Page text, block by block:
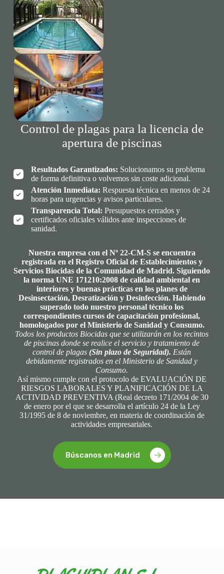
Control de plagas para la licencia de
apertura de piscinas
Resultados Garantizados: Solucionamos su problema
de forma definitiva o volvemos sin coste adicional.
Atención Inmediata: Respuesta técnica en menos de 24
horas para urgencias y avisos particulares.
Transparencia Total: Presupuestos cerrados y
certificados oficiales válidos ante inspecciones de
sanidad.
Nuestra empresa con el Nº 22-CM-S se encuentra
registrada en el Registro Oficial de Establecimientos y
Servicios Biocidas de la Comunidad de Madrid. Siguiendo
la norma UNE 171210:2008 de calidad ambiental en
interiores y buenas prácticas en los planes de
Desinsectación, Desratización y Desinfección. Habiendo
superado todo nuestro personal técnico los
correspondientes cursos de capacitación profesional,
homologados por el Ministerio de Sanidad y Consumo.
Todos los productos Biocidas que se utilizarán en los recintos
de piscinas donde se realice el servicio y tratamiento de
control de plagas (Sin plazo de Seguridad). Están
debidamente registrados en el Ministerio de Sanidad y
Consumo.
Así mismo cumple con el protocolo de EVALUACIÓN DE
RIESGOS LABORALES Y PLANIFICACIÓN DE LA
ACTIVIDAD PREVENTIVA (Real decreto 171/2004 de 30
de enero por el que se desarrolla el artículo 24 de la Ley
31/1995 de 8 de noviembre, en materia de coordinación de
actividades empresariales.
Búscanos en Madrid